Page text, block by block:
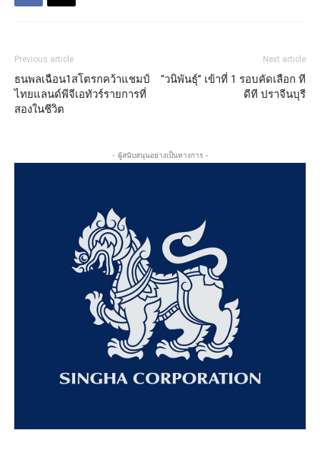
Previous article
ธนพลเฉือน1สโตรกคว้าแชมป์
ไทยแลนด์พีจีเอทัวร์รายการที่
สองในชีวิต
Next article
“วนิพันธุ์” เข้าที่ 1 รอบคัดเลือก ที
ดีที ปราจีนบุรี
- ผู้สนับสนุนอย่างเป็นทางการ -